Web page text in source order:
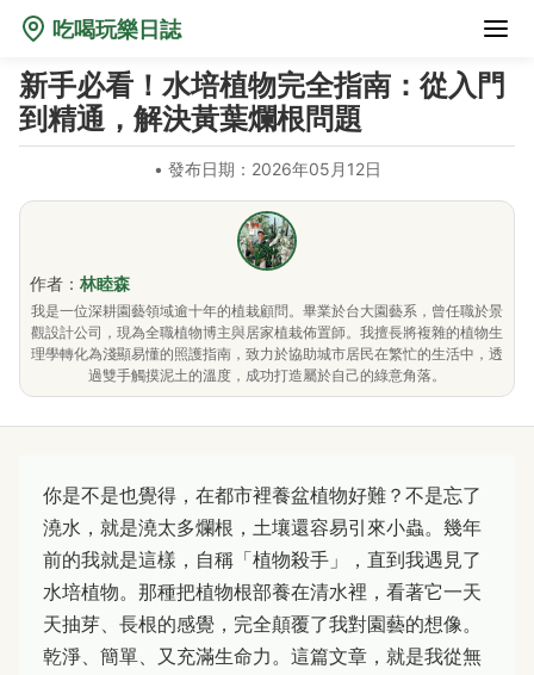
吃喝玩樂日誌
新手必看！水培植物完全指南：從入門
到精通，解決黃葉爛根問題
• 發布日期：2026年05月12日
作者： 林睦森
我是一位深耕園藝領域逾十年的植栽顧問。畢業於台大園藝系，曾任職於景
觀設計公司，現為全職植物博主與居家植栽佈置師。我擅長將複雜的植物生
理學轉化為淺顯易懂的照護指南，致力於協助城市居民在繁忙的生活中，透
過雙手觸摸泥土的溫度，成功打造屬於自己的綠意角落。
你是不是也覺得，在都市裡養盆植物好難？不是忘了
澆水，就是澆太多爛根，土壤還容易引來小蟲。幾年
前的我就是這樣，自稱「植物殺手」，直到我遇見了
水培植物。那種把植物根部養在清水裡，看著它一天
天抽芽、長根的感覺，完全顛覆了我對園藝的想像。
乾淨、簡單、又充滿生命力。這篇文章，就是我從無